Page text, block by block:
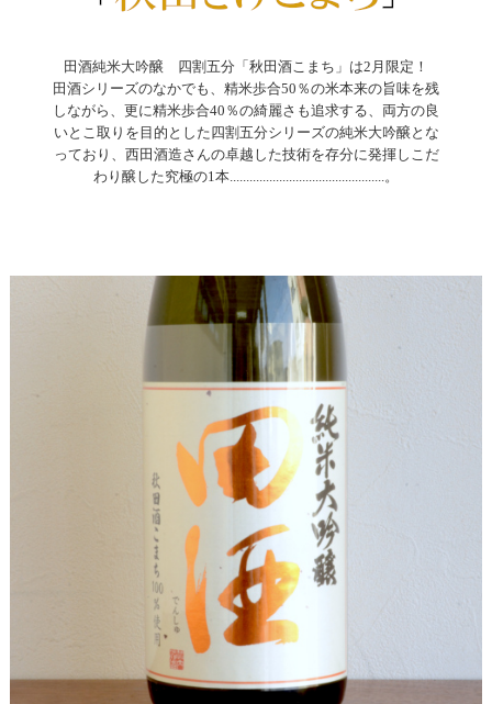
田酒純米大吟醸 四割五分「秋田酒こまち」は2月限定！
田酒シリーズのなかでも、精米歩合50％の米本来の旨味を残
しながら、更に精米歩合40％の綺麗さも追求する、両方の良
いとこ取りを目的とした四割五分シリーズの純米大吟醸とな
っており、西田酒造さんの卓越した技術を存分に発揮しこだ
わり醸した究極の1本...............................................。